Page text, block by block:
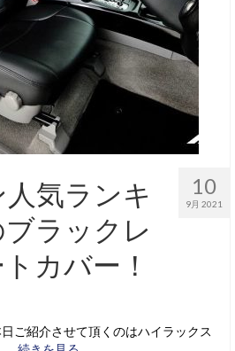
10
9月 2021
気ランキ
ラックレ
カバー！
ご紹介させて頂くのはハイラックス